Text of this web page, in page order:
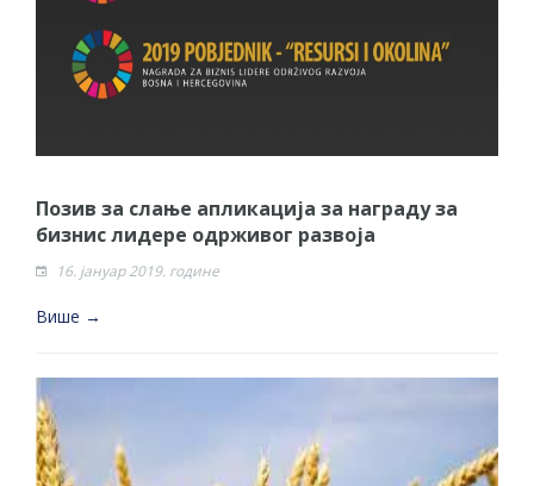
Позив за слање апликација за награду за
бизнис лидере одрживог развоја
16. јануар 2019. године
Више →